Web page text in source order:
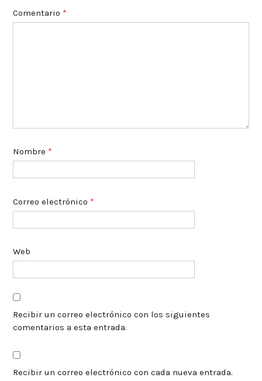
Comentario *
Nombre *
Correo electrónico *
Web
Recibir un correo electrónico con los siguientes
comentarios a esta entrada.
Recibir un correo electrónico con cada nueva entrada.